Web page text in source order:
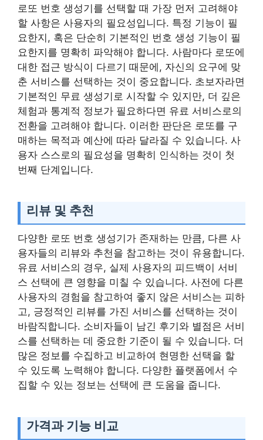
로또 번호 생성기를 선택할 때 가장 먼저 고려해야
할 사항은 사용자의 필요성입니다. 특정 기능이 필
요한지, 혹은 단순히 기본적인 번호 생성 기능이 필
요한지를 명확히 파악해야 합니다. 사람마다 로또에
대한 접근 방식이 다르기 때문에, 자신의 요구에 맞
춘 서비스를 선택하는 것이 중요합니다. 초보자라면
기본적인 무료 생성기로 시작할 수 있지만, 더 깊은
체험과 통계적 정보가 필요하다면 유료 서비스로의
전환을 고려해야 합니다. 이러한 판단은 로또를 구
매하는 목적과 예산에 따라 달라질 수 있습니다. 사
용자 스스로의 필요성을 명확히 인식하는 것이 첫
번째 단계입니다.
리뷰 및 추천
다양한 로또 번호 생성기가 존재하는 만큼, 다른 사
용자들의 리뷰와 추천을 참고하는 것이 유용합니다.
유료 서비스의 경우, 실제 사용자의 피드백이 서비
스 선택에 큰 영향을 미칠 수 있습니다. 사전에 다른
사용자의 경험을 참고하여 좋지 않은 서비스는 피하
고, 긍정적인 리뷰를 가진 서비스를 선택하는 것이
바람직합니다. 소비자들이 남긴 후기와 별점은 서비
스를 선택하는 데 중요한 기준이 될 수 있습니다. 더
많은 정보를 수집하고 비교하여 현명한 선택을 할
수 있도록 노력해야 합니다. 다양한 플랫폼에서 수
집할 수 있는 정보는 선택에 큰 도움을 줍니다.
가격과 기능 비교